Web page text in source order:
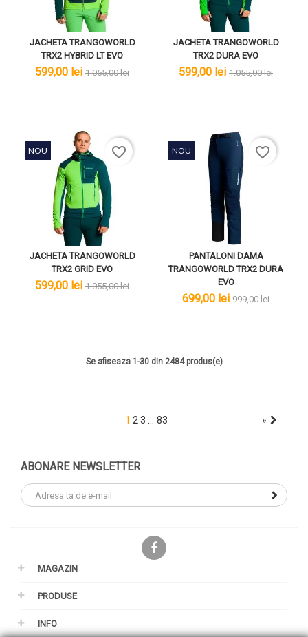
JACHETA TRANGOWORLD
TRX2 HYBRID LT EVO
lei
599,00 lei lei
1.055,00 lei
JACHETA TRANGOWORLD
TRX2 DURA EVO
lei
599,00 lei lei
1.055,00 lei
JACHETA TRANGOWORLD
TRX2 GRID EVO
lei
599,00 lei lei
1.055,00 lei
NOU favorite_border
PANTALONI DAMA
TRANGOWORLD TRX2 DURA
EVO
lei
699,00 lei lei
999,00 lei
NOU favorite_border
Se afiseaza 1-30 din 2484 produs(e)
1 2 3 … 83 »
ABONARE NEWSLETTER
MAGAZIN
PRODUSE
INFO